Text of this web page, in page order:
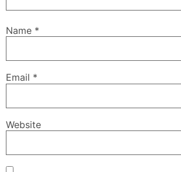
Name *
Email *
Website